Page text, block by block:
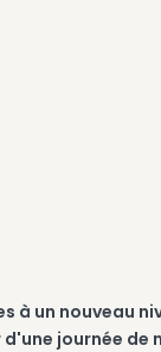
à un nouveau
journée de